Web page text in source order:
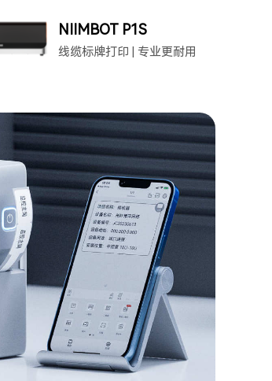
NIIMBOT P1S
线缆标牌打印 | 专业更耐用